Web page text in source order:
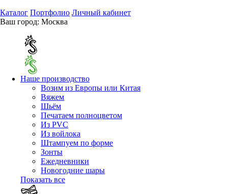
Каталог Портфолио Личный кабинет
Ваш город: Москва
Наше производство
Возим из Европы или Китая
Вяжем
Шьём
Печатаем полноцветом
Из PVC
Из войлока
Штампуем по форме
Зонты
Ежедневники
Новогодние шары
Показать все